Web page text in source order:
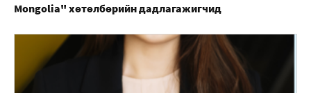
Mongolia" хөтөлбөрийн дадлагажигчид